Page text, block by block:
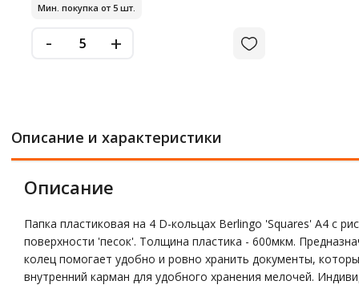
Мин. покупка от 5 шт.
- +
Описание и характеристики
Описание
Папка пластиковая на 4 D-кольцах Berlingo 'Squares' А4 с
поверхности 'песок'. Толщина пластика - 600мкм.
колец помогает удобно и ровно хранить документы,
внутренний карман для удобного хранения мелочей.